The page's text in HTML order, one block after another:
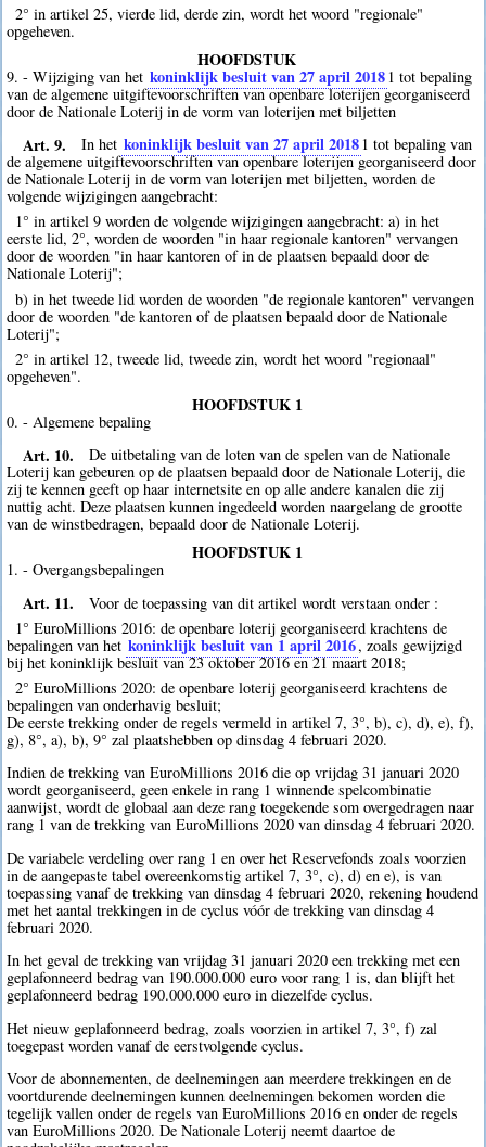
2° in artikel 25, vierde lid, derde zin, wordt het woord "regionale"
opgeheven.
HOOFDSTUK
9. - Wijziging van het koninklijk besluit van 27 april 2018 1 tot bepaling
van de algemene uitgiftevoorschriften van openbare loterijen georganiseerd
door de Nationale Loterij in de vorm van loterijen met biljetten
Art. 9. In het koninklijk besluit van 27 april 2018 1 tot bepaling van
de algemene uitgiftevoorschriften van openbare loterijen georganiseerd door
de Nationale Loterij in de vorm van loterijen met biljetten, worden de
volgende wijzigingen aangebracht:
1° in artikel 9 worden de volgende wijzigingen aangebracht: a) in het
eerste lid, 2°, worden de woorden "in haar regionale kantoren" vervangen
door de woorden "in haar kantoren of in de plaatsen bepaald door de
Nationale Loterij";
b) in het tweede lid worden de woorden "de regionale kantoren" vervangen
door de woorden "de kantoren of de plaatsen bepaald door de Nationale
Loterij";
2° in artikel 12, tweede lid, tweede zin, wordt het woord "regionaal"
opgeheven".
HOOFDSTUK 1
0. - Algemene bepaling
Art. 10.
De uitbetaling van de loten van de spelen van de Nationale
Loterij kan gebeuren op de plaatsen bepaald door de Nationale Loterij, die
zij te kennen geeft op haar internetsite en op alle andere kanalen die zij
nuttig acht. Deze plaatsen kunnen ingedeeld worden naargelang de grootte
van de winstbedragen, bepaald door de Nationale Loterij.
HOOFDSTUK 1
1. - Overgangsbepalingen
Art. 11.
Voor de toepassing van dit artikel wordt verstaan onder :
1° EuroMillions 2016: de openbare loterij georganiseerd krachtens de
bepalingen van het koninklijk besluit van 1 april 2016, zoals gewijzigd
bij het koninklijk besluit van 23 oktober 2016 en 21 maart 2018;
2° EuroMillions 2020: de openbare loterij georganiseerd krachtens de
bepalingen van onderhavig besluit;
De eerste trekking onder de regels vermeld in artikel 7, 3°, b), c), d), e), f),
g), 8°, a), b), 9° zal plaatshebben op dinsdag 4 februari 2020.
Indien de trekking van EuroMillions 2016 die op vrijdag 31 januari 2020
wordt georganiseerd, geen enkele in rang 1 winnende spelcombinatie
aanwijst, wordt de globaal aan deze rang toegekende som overgedragen naar
rang 1 van de trekking van EuroMillions 2020 van dinsdag 4 februari 2020.
De variabele verdeling over rang 1 en over het Reservefonds zoals voorzien
in de aangepaste tabel overeenkomstig artikel 7, 3°, c), d) en e), is van
toepassing vanaf de trekking van dinsdag 4 februari 2020, rekening houdend
met het aantal trekkingen in de cyclus vóór de trekking van dinsdag 4
februari 2020.
In het geval de trekking van vrijdag 31 januari 2020 een trekking met een
geplafonneerd bedrag van 190.000.000 euro voor rang 1 is, dan blijft het
geplafonneerd bedrag 190.000.000 euro in diezelfde cyclus.
Het nieuw geplafonneerd bedrag, zoals voorzien in artikel 7, 3°, f) zal
toegepast worden vanaf de eerstvolgende cyclus.
Voor de abonnementen, de deelnemingen aan meerdere trekkingen en de
voortdurende deelnemingen kunnen deelnemingen bekomen worden die
tegelijk vallen onder de regels van EuroMillions 2016 en onder de regels
van EuroMillions 2020. De Nationale Loterij neemt daartoe de